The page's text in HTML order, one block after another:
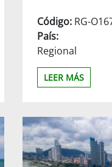
Código: RG-
País:
Regional
LEER MÁS